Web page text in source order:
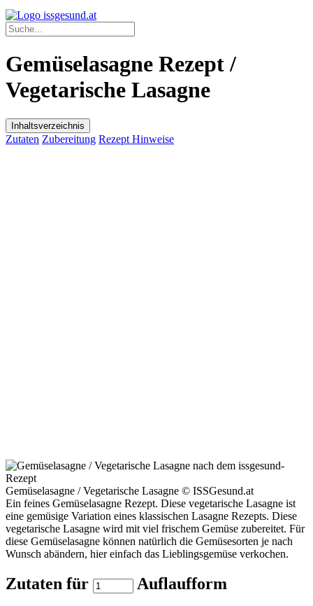
Gemüselasagne Rezept /
Vegetarische Lasagne
Inhaltsverzeichnis
Zutaten Zubereitung Rezept Hinweise
Gemüselasagne / Vegetarische Lasagne © ISSGesund.at
Ein feines Gemüselasagne Rezept. Diese vegetarische Lasagne ist
eine gemüsige Variation eines klassischen Lasagne Rezepts. Diese
vegetarische Lasagne wird mit viel frischem Gemüse zubereitet. Für
diese Gemüselasagne können natürlich die Gemüsesorten je nach
Wunsch abändern, hier einfach das Lieblingsgemüse verkochen.
Zutaten für Auflaufform